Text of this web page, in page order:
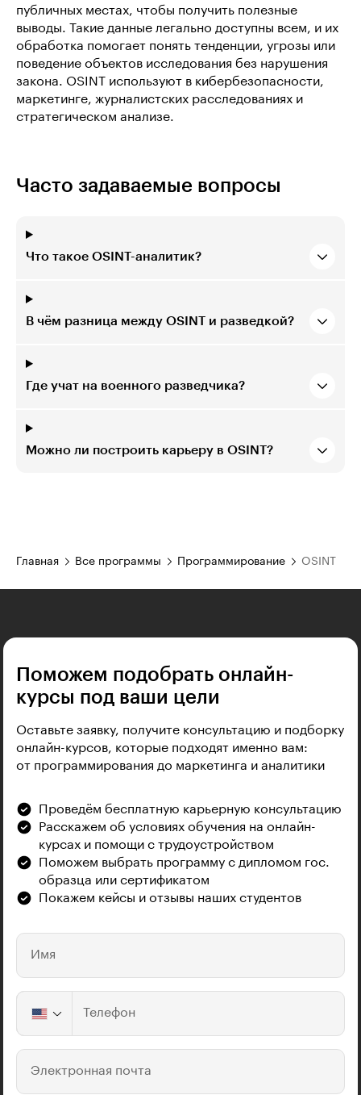
публичных местах, чтобы получить полезные
выводы. Такие данные легально доступны всем, и их
обработка помогает понять тенденции, угрозы или
поведение объектов исследования без нарушения
закона. OSINT используют в кибербезопасности,
маркетинге, журналистских расследованиях и
стратегическом анализе.
Часто задаваемые вопросы
Что такое OSINT-аналитик?
В чём разница между OSINT и разведкой?
Где учат на военного разведчика?
Можно ли построить карьеру в OSINT?
Главная Все программы Программирование OSINT
Поможем подобрать онлайн-
курсы под ваши цели
Оставьте заявку, получите консультацию и подборку
онлайн-курсов, которые подходят именно вам:
от программирования до маркетинга и аналитики
Проведём бесплатную карьерную консультацию
Расскажем об условиях обучения на онлайн-
курсах и помощи с трудоустройством
Поможем выбрать программу с дипломом гос.
образца или сертификатом
Покажем кейсы и отзывы наших студентов
Имя
Телефон
Электронная почта